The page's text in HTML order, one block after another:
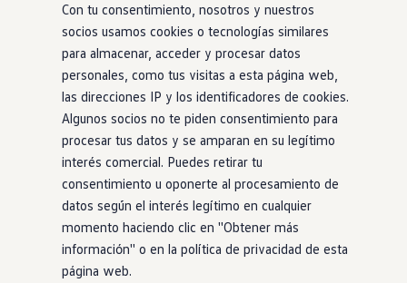
Con tu consentimiento, nosotros y nuestros
socios usamos cookies o tecnologías similares
para almacenar, acceder y procesar datos
personales, como tus visitas a esta página web,
las direcciones IP y los identificadores de cookies.
Algunos socios no te piden consentimiento para
procesar tus datos y se amparan en su legítimo
interés comercial. Puedes retirar tu
consentimiento u oponerte al procesamiento de
datos según el interés legítimo en cualquier
momento haciendo clic en ''Obtener más
información'' o en la política de privacidad de esta
página web.
Accessorios
Información útil
Viajar en coche
WLTP
Guía de mantenimiento
Servicio de mantenimiento Volkswagen
Neumáticos
Garantía Volkswagen
Piezas
Aceite y líquidos
Customized-Solution portal
myVolkswagen
Cita taller
Conectividad
California App
Volkswagen Connect Shop
Mundo Camper